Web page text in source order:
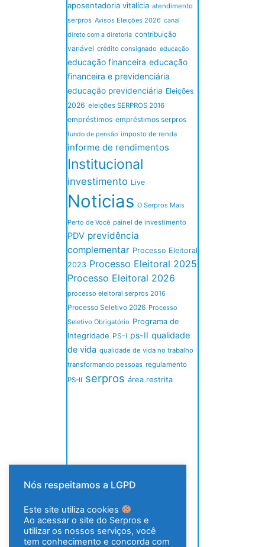
aposentadoria vitalícia atendimento
serpros Avisos Eleições 2026 canal
direto com a diretoria contribuição
variável crédito consignado educação
educação financeira educação
financeira e previdenciária
educação previdenciária Eleições
2026 eleições SERPROS 2016
empréstimos empréstimos serpros
fundo de pensão imposto de renda
informe de rendimentos
Institucional
investimento Live
Noticias O Serpros Mais
Perto de Você painel de investimento
PDV previdência
complementar Processo Eleitoral
2023 Processo Eleitoral 2025
Processo Eleitoral 2026
processo eleitoral serpros 2016
Processo Seletivo 2026 Processo
Seletivo Obrigatório Programa de
Integridade PS-I ps-II qualidade
de vida qualidade de vida no trabalho
transformando pessoas regulamento
PS-II serpros área restrita
Nós respeitamos a LGPD
Este site utiliza cookies
Ao acessar o site do Serpros e
utilizar os nossos serviços, você
tem conhecimento e concorda com